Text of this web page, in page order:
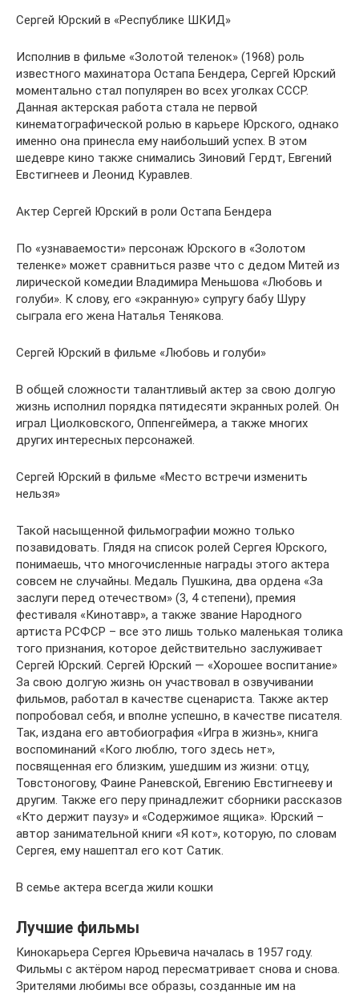
Сергей Юрский в «Республике ШКИД»
Исполнив в фильме «Золотой теленок» (1968) роль
известного махинатора Остапа Бендера, Сергей Юрский
моментально стал популярен во всех уголках СССР.
Данная актерская работа стала не первой
кинематографической ролью в карьере Юрского, однако
именно она принесла ему наибольший успех. В этом
шедевре кино также снимались Зиновий Гердт, Евгений
Евстигнеев и Леонид Куравлев.
Актер Сергей Юрский в роли Остапа Бендера
По «узнаваемости» персонаж Юрского в «Золотом
теленке» может сравниться разве что с дедом Митей из
лирической комедии Владимира Меньшова «Любовь и
голуби». К слову, его «экранную» супругу бабу Шуру
сыграла его жена Наталья Тенякова.
Сергей Юрский в фильме «Любовь и голуби»
В общей сложности талантливый актер за свою долгую
жизнь исполнил порядка пятидесяти экранных ролей. Он
играл Циолковского, Оппенгеймера, а также многих
других интересных персонажей.
Сергей Юрский в фильме «Место встречи изменить
нельзя»
Такой насыщенной фильмографии можно только
позавидовать. Глядя на список ролей Сергея Юрского,
понимаешь, что многочисленные награды этого актера
совсем не случайны. Медаль Пушкина, два ордена «За
заслуги перед отечеством» (3, 4 степени), премия
фестиваля «Кинотавр», а также звание Народного
артиста РСФСР – все это лишь только маленькая толика
того признания, которое действительно заслуживает
Сергей Юрский. Сергей Юрский — «Хорошее воспитание»
За свою долгую жизнь он участвовал в озвучивании
фильмов, работал в качестве сценариста. Также актер
попробовал себя, и вполне успешно, в качестве писателя.
Так, издана его автобиография «Игра в жизнь», книга
воспоминаний «Кого люблю, того здесь нет»,
посвященная его близким, ушедшим из жизни: отцу,
Товстоногову, Фаине Раневской, Евгению Евстигнееву и
другим. Также его перу принадлежит сборники рассказов
«Кто держит паузу» и «Содержимое ящика». Юрский –
автор занимательной книги «Я кот», которую, по словам
Сергея, ему нашептал его кот Сатик.
В семье актера всегда жили кошки
Лучшие фильмы
Кинокарьера Сергея Юрьевича началась в 1957 году.
Фильмы с актёром народ пересматривает снова и снова.
Зрителями любимы все образы, созданные им на